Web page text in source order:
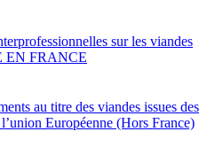
sur les viandes
EN FRANCE
au titre des viandes issues des
Européenne (Hors France)